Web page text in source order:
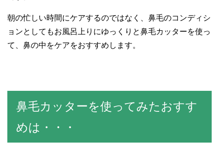
朝の忙しい時間にケアするのではなく、鼻毛のコンディシ
ョンとしてもお風呂上りにゆっくりと鼻毛カッターを使っ
て、鼻の中をケアをおすすめします。
鼻毛カッターを使ってみたおすす
めは・・・